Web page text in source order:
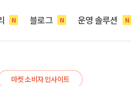
N 블로그 N 운영 솔루션 N
마켓 소비자 인사이트